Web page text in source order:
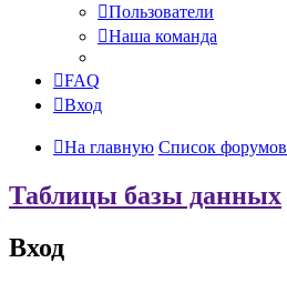
Пользователи
Наша команда
FAQ
Вход
На главную Список форумов
Таблицы базы данных
Вход